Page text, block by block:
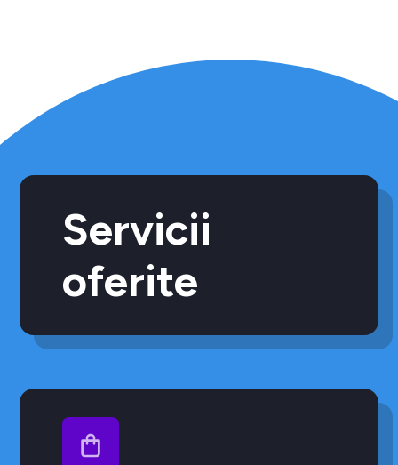
Servicii
oferite